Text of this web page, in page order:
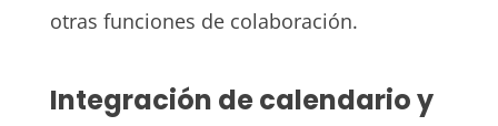
otras funciones de colaboración.
Integración de calendario y